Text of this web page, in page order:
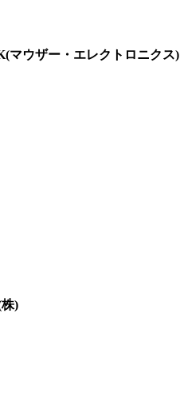
マウザー・エレクトロニクス)
)